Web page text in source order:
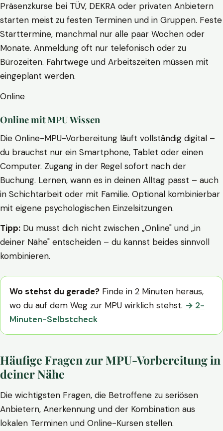
Präsenzkurse bei TÜV, DEKRA oder privaten Anbietern
starten meist zu festen Terminen und in Gruppen. Feste
Starttermine, manchmal nur alle paar Wochen oder
Monate. Anmeldung oft nur telefonisch oder zu
Bürozeiten. Fahrtwege und Arbeitszeiten müssen mit
eingeplant werden.
Online
Online mit MPU Wissen
Die Online-MPU-Vorbereitung läuft vollständig digital –
du brauchst nur ein Smartphone, Tablet oder einen
Computer. Zugang in der Regel sofort nach der
Buchung. Lernen, wann es in deinen Alltag passt – auch
in Schichtarbeit oder mit Familie. Optional kombinierbar
mit eigene psychologischen Einzelsitzungen.
Tipp: Du musst dich nicht zwischen „Online" und „in
deiner Nähe" entscheiden – du kannst beides sinnvoll
kombinieren.
Wo stehst du gerade? Finde in 2 Minuten heraus,
wo du auf dem Weg zur MPU wirklich stehst. → 2-
Minuten-Selbstcheck
Häufige Fragen zur MPU-Vorbereitung in
deiner Nähe
Die wichtigsten Fragen, die Betroffene zu seriösen
Anbietern, Anerkennung und der Kombination aus
lokalen Terminen und Online-Kursen stellen.